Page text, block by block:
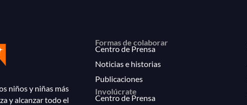
niños y niñas más
y alcanzar todo el
Formas de colaborar
Centro de Prensa
Noticias e historias
Publicaciones
Involúcrate
Centro de Prensa